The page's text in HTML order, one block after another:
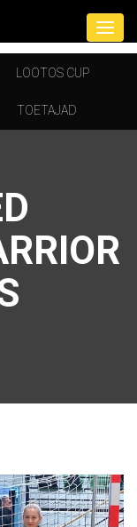
LOOTOS CUP
TOETAJAD